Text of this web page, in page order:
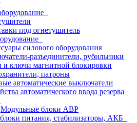
под огнетушитель
силового оборудования
разъединители, рубильники
и ключи магнитной блокировки
патроны
автоматические выключатели
автоматического ввода резерва
Модульные блоки АВР
питания, стабилизаторы, АКБ